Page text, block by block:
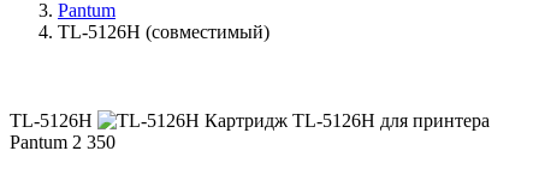
Pantum
TL-5126H (совместимый)
TL-5126H
Картридж TL-5126H для принтера
Pantum 2 350